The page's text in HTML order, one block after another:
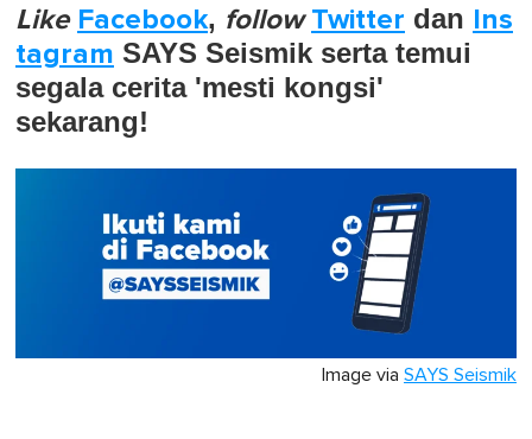
Like Facebook, follow Twitter dan Ins
tagram SAYS Seismik serta temui
segala cerita 'mesti kongsi'
sekarang!
Image via SAYS Seismik